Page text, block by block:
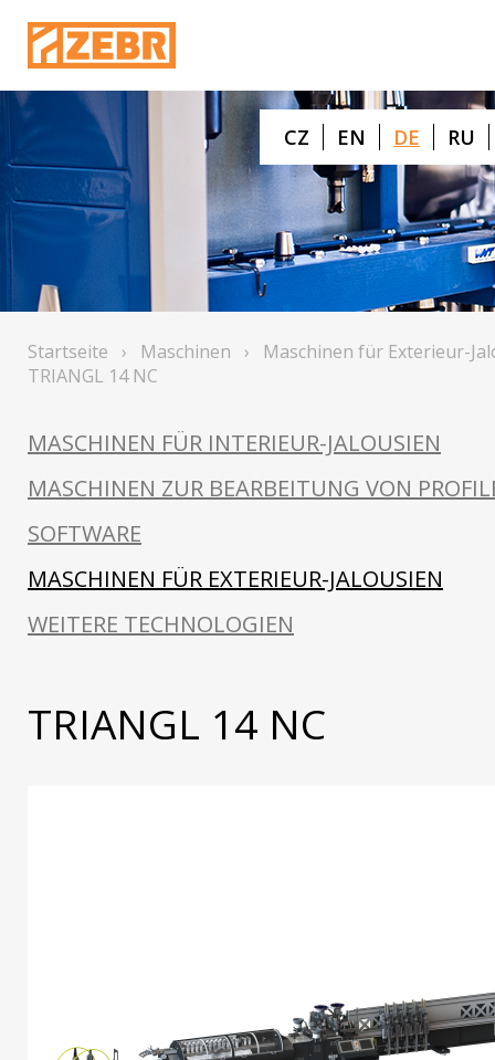
CZ EN DE RU
Startseite › Maschinen › Maschinen für Exterieur-
TRIANGL 14 NC
MASCHINEN FÜR INTERIEUR-JALOUSIEN
MASCHINEN ZUR BEARBEITUNG VON
SOFTWARE
MASCHINEN FÜR EXTERIEUR-JALOUSIEN
WEITERE TECHNOLOGIEN
TRIANGL 14 NC